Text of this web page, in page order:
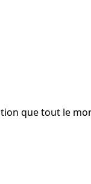
que tout le